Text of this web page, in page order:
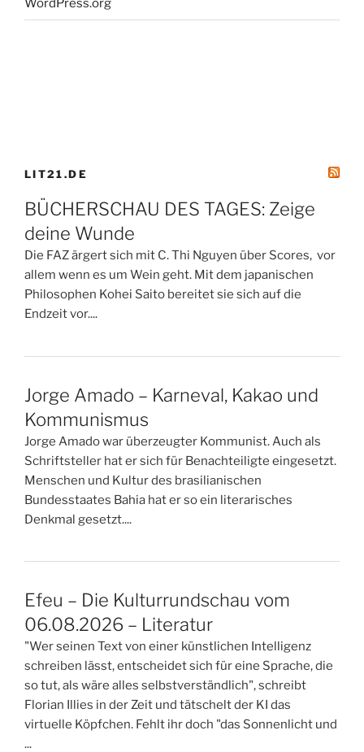
WordPress.org
LIT21.DE
BÜCHERSCHAU DES TAGES: Zeige
deine Wunde
Die FAZ ärgert sich mit C. Thi Nguyen über Scores, vor
allem wenn es um Wein geht. Mit dem japanischen
Philosophen Kohei Saito bereitet sie sich auf die
Endzeit vor....
Jorge Amado – Karneval, Kakao und
Kommunismus
Jorge Amado war überzeugter Kommunist. Auch als
Schriftsteller hat er sich für Benachteiligte eingesetzt.
Menschen und Kultur des brasilianischen
Bundesstaates Bahia hat er so ein literarisches
Denkmal gesetzt....
Efeu – Die Kulturrundschau vom
06.08.2026 – Literatur
"Wer seinen Text von einer künstlichen Intelligenz
schreiben lässt, entscheidet sich für eine Sprache, die
so tut, als wäre alles selbstverständlich", schreibt
Florian Illies in der Zeit und tätschelt der KI das
virtuelle Köpfchen. Fehlt ihr doch "das Sonnenlicht und
...